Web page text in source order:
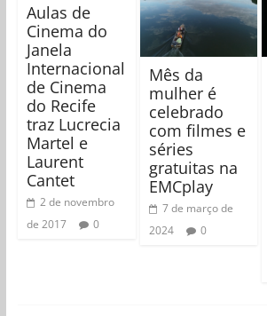
Aulas de
Cinema do
Janela
Internacional
de Cinema
do Recife
traz Lucrecia
Martel e
Laurent
Cantet
2 de novembro
de 2017
0
Mês da
mulher é
celebrado
com filmes e
séries
gratuitas na
EMCplay
7 de março de
2024
0